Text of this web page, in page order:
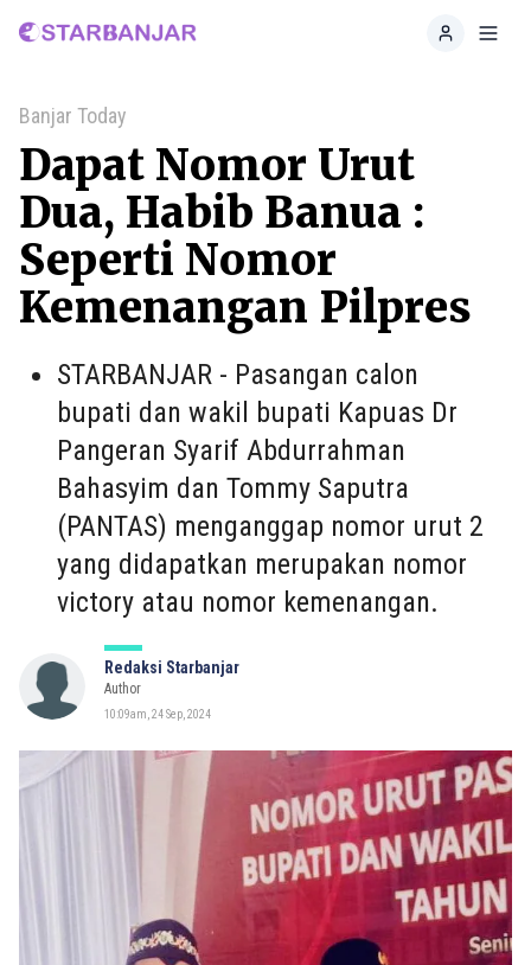
Home
Banjar Today
Dapat Nomor Urut
Dua, Habib Banua :
Seperti Nomor
Kemenangan Pilpres
STARBANJAR - Pasangan calon
bupati dan wakil bupati Kapuas Dr
Pangeran Syarif Abdurrahman
Bahasyim dan Tommy Saputra
(PANTAS) menganggap nomor urut 2
yang didapatkan merupakan nomor
victory atau nomor kemenangan.
Redaksi Starbanjar
Author
10:09am, 24 Sep, 2024